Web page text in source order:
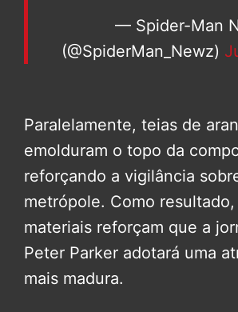
— Spider-Man
(@SpiderMan_Newz)
Paralelamente, teias de
emolduram o topo da
reforçando a vigilância
metrópole. Como
materiais reforçam que a
Peter Parker adotará uma
mais madura.